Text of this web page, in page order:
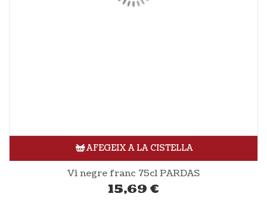
AFEGEIX A LA CISTELLA
Vi negre franc 75cl PARDAS
15,69 €